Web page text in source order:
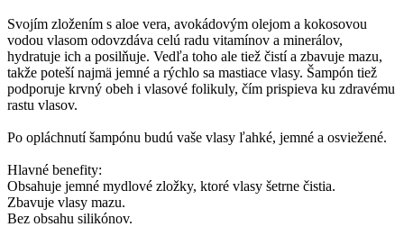
Svojím zložením s aloe vera, avokádovým olejom a kokosovou
vodou vlasom odovzdáva celú radu vitamínov a minerálov,
hydratuje ich a posilňuje. Vedľa toho ale tiež čistí a zbavuje mazu,
takže poteší najmä jemné a rýchlo sa mastiace vlasy. Šampón tiež
podporuje krvný obeh i vlasové folikuly, čím prispieva ku zdravému
rastu vlasov.
Po opláchnutí šampónu budú vaše vlasy ľahké, jemné a osviežené.
Hlavné benefity:
Obsahuje jemné mydlové zložky, ktoré vlasy šetrne čistia.
Zbavuje vlasy mazu.
Bez obsahu silikónov.